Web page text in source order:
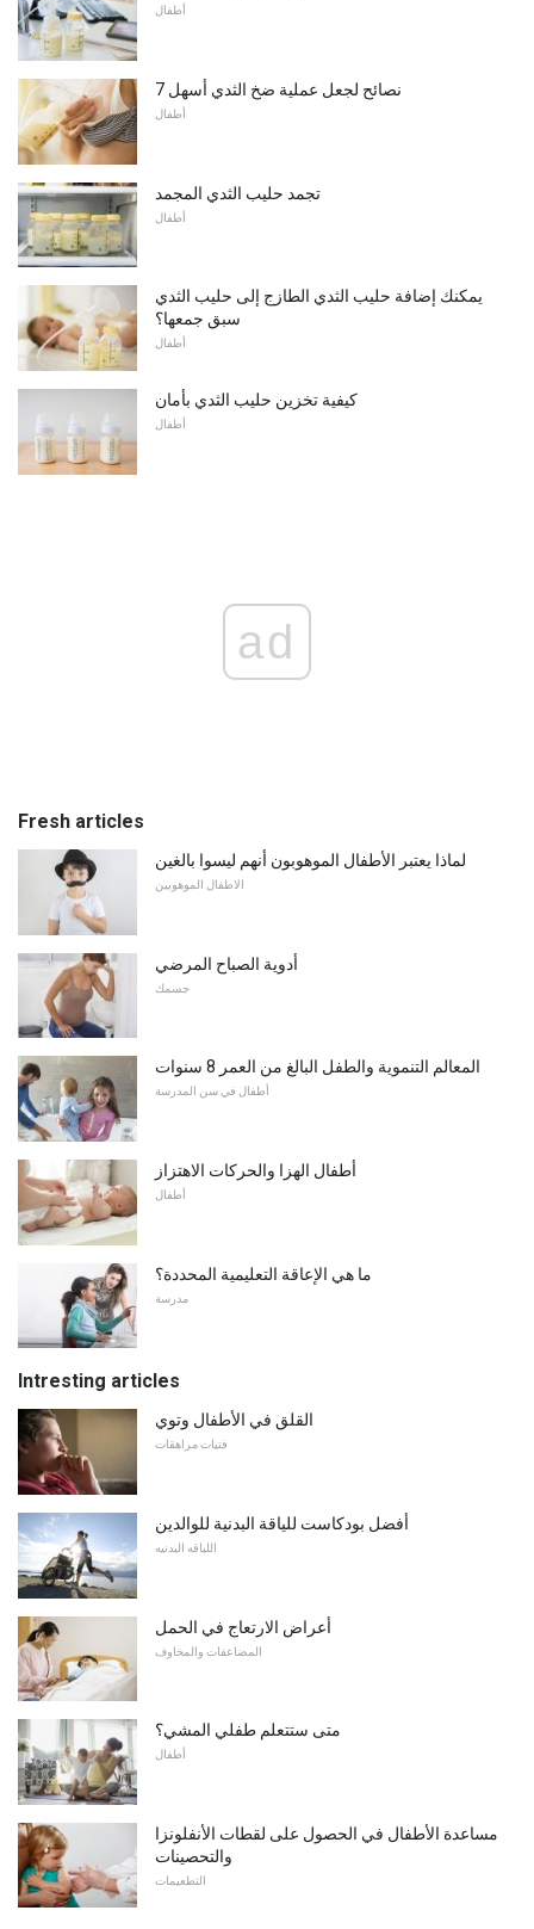
أطفال
7 نصائح لجعل عملية ضخ الثدي أسهل
أطفال
تجمد حليب الثدي المجمد
أطفال
يمكنك إضافة حليب الثدي الطازج إلى حليب الثدي
سبق جمعها؟
أطفال
كيفية تخزين حليب الثدي بأمان
أطفال
ad
Fresh articles
لماذا يعتبر الأطفال الموهوبون أنهم ليسوا بالغين
الاطفال الموهوبين
أدوية الصباح المرضي
جسمك
المعالم التنموية والطفل البالغ من العمر 8 سنوات
أطفال في سن المدرسة
أطفال الهزا والحركات الاهتزاز
أطفال
ما هي الإعاقة التعليمية المحددة؟
مدرسة
Intresting articles
القلق في الأطفال وتوي
فتيات مراهقات
أفضل بودكاست للياقة البدنية للوالدين
اللياقه البدنيه
أعراض الارتعاج في الحمل
المضاعفات والمخاوف
متى ستتعلم طفلي المشي؟
أطفال
مساعدة الأطفال في الحصول على لقطات الأنفلونزا
والتحصينات
التطعيمات